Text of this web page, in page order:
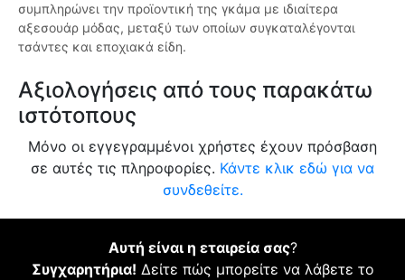
συμπληρώνει την προϊοντική της γκάμα με ιδιαίτερα
αξεσουάρ μόδας, μεταξύ των οποίων συγκαταλέγονται
τσάντες και εποχιακά είδη.
Αξιολογήσεις από τους παρακάτω
ιστότοπους
Μόνο οι εγγεγραμμένοι χρήστες έχουν πρόσβαση
σε αυτές τις πληροφορίες. Κάντε κλικ εδώ για να
συνδεθείτε.
Αυτή είναι η εταιρεία σας?
Συγχαρητήρια! Δείτε πώς μπορείτε να λάβετε το